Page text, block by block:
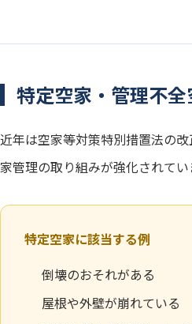
特定空家・管理不全
近年は空家等対策特別措置法の
家管理の取り組みが強化されてい
特定空家に該当する例
倒壊のおそれがある
屋根や外壁が崩れている